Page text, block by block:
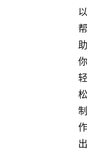
以
帮
助
你
轻
松
制
作
出